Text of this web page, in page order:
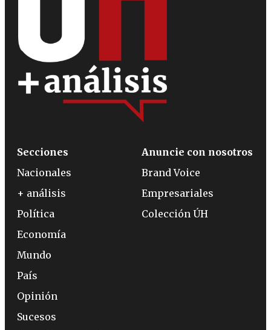
Secciones
Nacionales
+ análisis
Política
Economía
Mundo
País
Opinión
Sucesos
Anuncie con nosotros
Brand Voice
Empresariales
Colección ÚH